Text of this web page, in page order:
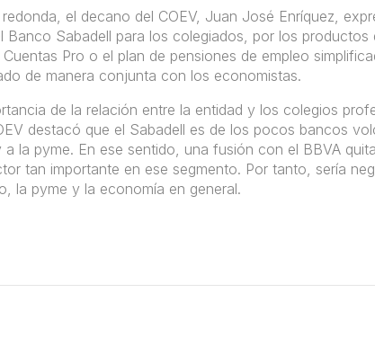
el decano del COEV, Juan José Enríquez,
Banco Sabadell para los colegiados, por los productos
Pro o el plan de pensiones de empleo
de manera conjunta con los economistas.
de la relación entre la entidad y los colegios
destacó que el Sabadell es de los pocos bancos
la pyme. En ese sentido, una fusión con el BBVA
tan importante en ese segmento. Por tanto, sería
la pyme y la economía en general.